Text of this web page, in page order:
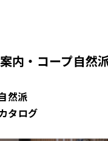
内・コープ自然
然派
タログ